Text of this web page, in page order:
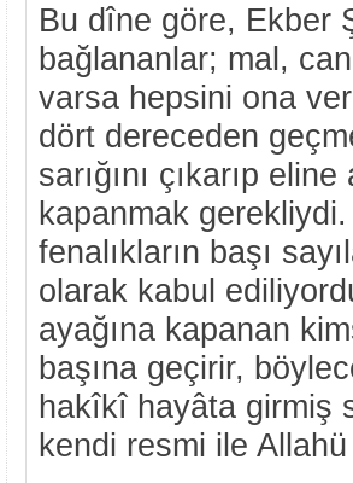
Bu dîne göre, Ekber
bağlananlar; mal,
varsa hepsini ona
dört dereceden
sarığını çıkarıp
kapanmak
fenalıkların başı
olarak kabul
ayağına kapanan
başına geçirir,
hakîkî hayâta girmiş
kendi resmi ile